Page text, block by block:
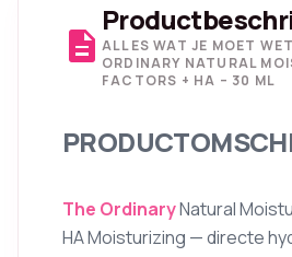
description ALLES WAT JE MOET
ORDINARY NATURAL
FACTORS + HA – 30 ML
The OrdinaryNatural
HA Moisturizing — directe